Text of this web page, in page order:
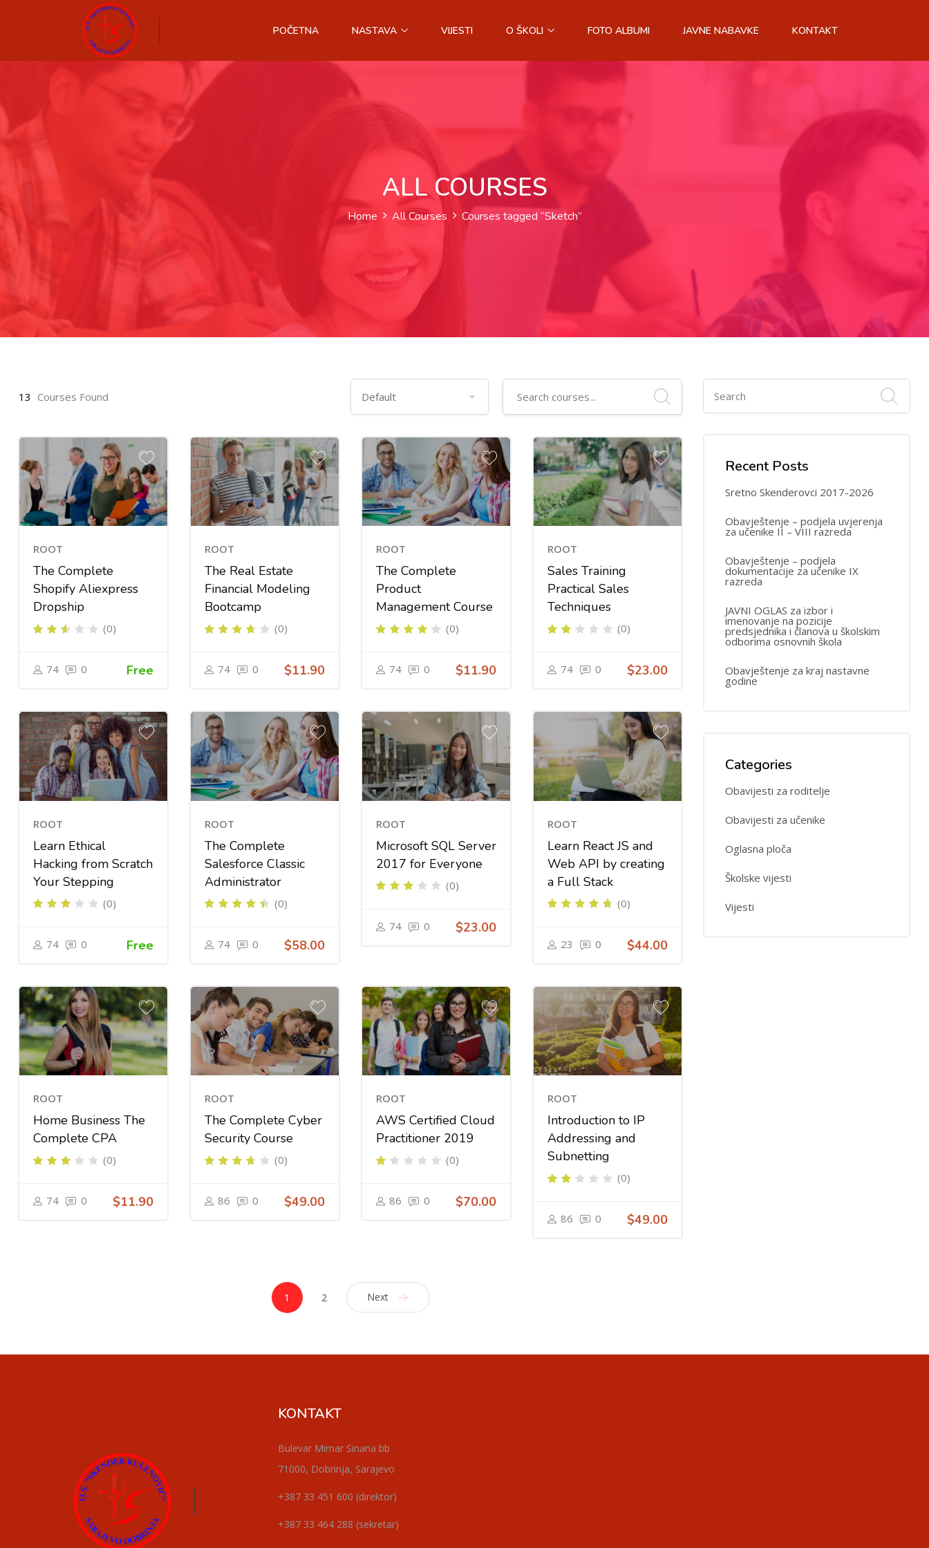
POČETNA NASTAVA VIJESTI O ŠKOLI FOTO ALBUMI JAVNE NABAVKE KONTAKT
ALL COURSES
Home All Courses Courses tagged “Sketch”
13 Courses Found
ROOT
The Complete
Shopify Aliexpress
Dropship
(0)
74 0 Free
ROOT
The Real Estate
Financial Modeling
Bootcamp
(0)
74 0 $11.90
ROOT
The Complete
Product
Management Course
(0)
74 0 $11.90
ROOT
Sales Training
Practical Sales
Techniques
(0)
74 0 $23.00
ROOT
Learn Ethical
Hacking from Scratch
Your Stepping
(0)
74 0 Free
ROOT
The Complete
Salesforce Classic
Administrator
(0)
74 0 $58.00
ROOT
Microsoft SQL Server
2017 for Everyone
(0)
74 0 $23.00
ROOT
Learn React JS and
Web API by creating
a Full Stack
(0)
23 0 $44.00
ROOT
Home Business The
Complete CPA
(0)
74 0 $11.90
ROOT
The Complete Cyber
Security Course
(0)
86 0 $49.00
ROOT
AWS Certified Cloud
Practitioner 2019
(0)
86 0 $70.00
ROOT
Introduction to IP
Addressing and
Subnetting
(0)
86 0 $49.00
1 2 Next
Recent Posts
Sretno Skenderovci 2017-2026
Obavještenje – podjela uvjerenja
za učenike II – VIII razreda
Obavještenje – podjela
dokumentacije za učenike IX
razreda
JAVNI OGLAS za izbor i
imenovanje na pozicije
predsjednika i članova u školskim
odborima osnovnih škola
Obavještenje za kraj nastavne
godine
Categories
Obavijesti za roditelje
Obavijesti za učenike
Oglasna ploča
Školske vijesti
Vijesti
KONTAKT
Bulevar Mimar Sinana bb
71000, Dobrinja, Sarajevo
+387 33 451 600 (direktor)
+387 33 464 288 (sekretar)